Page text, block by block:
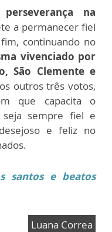
na
a permanecer fiel
continuando no
vivenciado por
São Clemente e
outros três votos,
que capacita o
sempre fiel e
e feliz no
santos e beatos
Luana Correa